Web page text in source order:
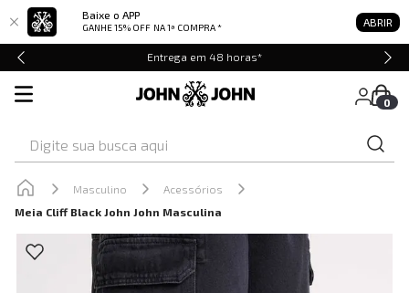
Baixe o APP
GANHE 15% OFF NA 1ª COMPRA * ABRIR
Entrega em 48 horas*
0
Masculino
Acessórios
Meia Cliff Black John John Masculina